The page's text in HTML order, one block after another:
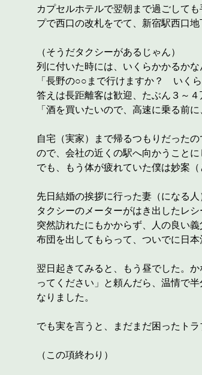
カプセルホテルで翌朝まで過ごして
プで西口の改札をでて、新宿駅西口
（そうだタクシーがあるじゃん）
列に付いた時には、いくらかかるか
「長野の○○まで行けますか？ いくら
答えは長距離客は歓迎、たぶん３～
「酒を買いたいので、高速に乗る前
自宅（実家）まで帰るつもりだった
ので、会社の近くの駅へ向かうこと
でも、もう体が疲れていた僕は妙案
先日結婚の挨拶に行った妻（になる人
タクシーのメーターがはき出したレ
突然訪れたにもかからず、人の良い
布団を出してもらって、ついでに日
翌日起きてみると、もう昼でした。
ってください」と頼んだら、温情で
なりました。
でも実を言うと、まだまだ困ったト
（この項終わり）